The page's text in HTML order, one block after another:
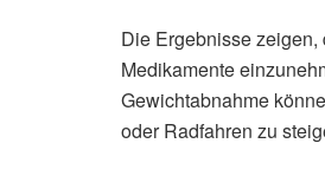
Die Ergebnisse
Medikamente
Gewichtabnahme
oder Radfahren zu